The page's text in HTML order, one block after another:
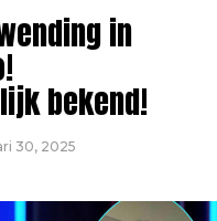
in
bekend!
30, 2025